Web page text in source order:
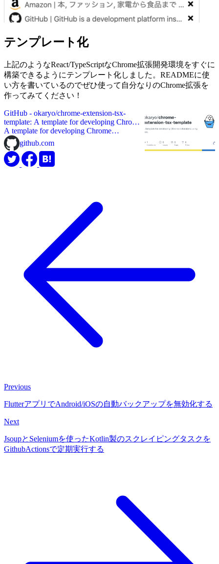
テンプレート化
上記のようなReact/TypeScriptなChrome拡張開発環境をすぐに
構築できるようにテンプレート化しました。READMEに使
い方を書いているのでぜひ使って自分なりのChrome拡張を
作ってみてください！
GitHub - okaryo/chrome-extension-tsx-
template: A template for developing Chrome
extensions using TSX.
A template for developing Chrome
extensions using TSX. - okaryo/chrome-
extension-tsx-template
github.com
Previous
FlutterアプリでAndroid/iOSの自動バックアップを無効化する
Next
JsoupとSeleniumを使ったKotlin製のスクレイピングタスクを
GithubActionsで定期実行する